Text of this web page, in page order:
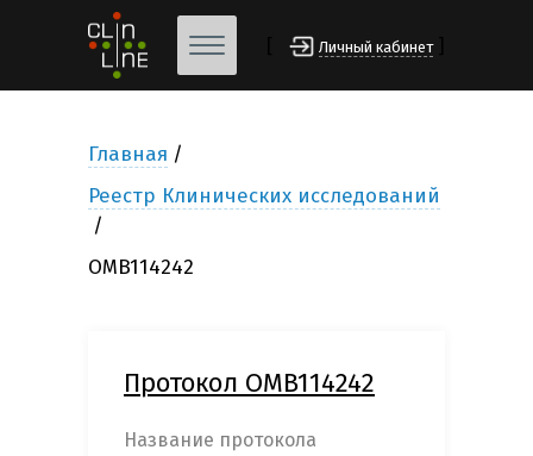
Личный кабинет
Главная
Реестр Клинических исследований
OMB114242
Протокол OMB114242
Название протокола